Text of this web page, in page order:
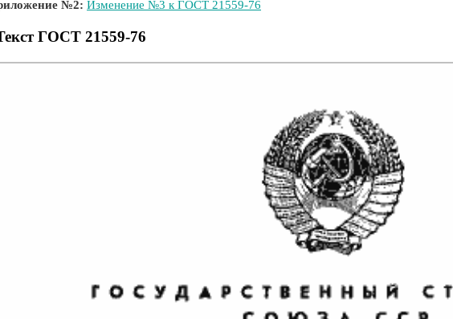
№2: Изменение №3 к ГОСТ 21559-76
ГОСТ 21559-76